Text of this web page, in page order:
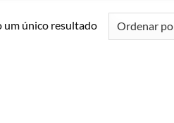
um único resultado